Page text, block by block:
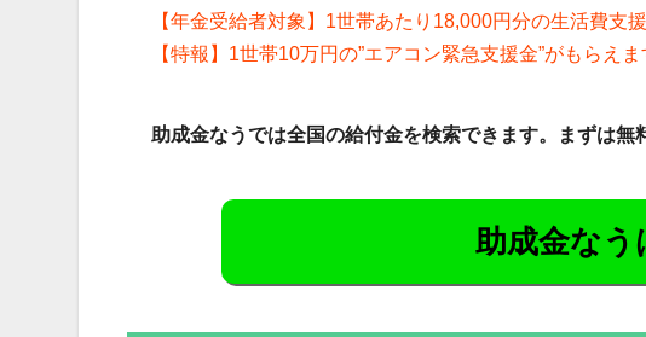
【年金受給者対象】1世帯あたり18,000円分の生活費支
【特報】1世帯10万円の”エアコン緊急支援金”がもらえま
助成金なうでは全国の給付金を検索できます。まずは無
助成金なう